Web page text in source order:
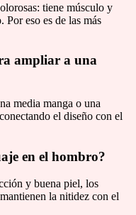
tiene músculo y
Por eso es de las más
ampliar a una
media manga o una
el diseño con el
en el hombro?
y buena piel, los
la nitidez con el